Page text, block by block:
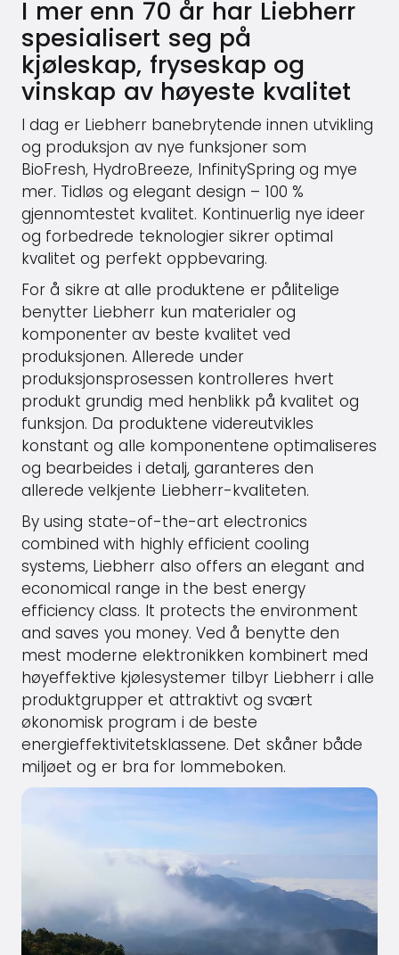
I mer enn 70 år har Liebherr
spesialisert seg på
kjøleskap, fryseskap og
vinskap av høyeste kvalitet
I dag er Liebherr banebrytende innen utvikling
og produksjon av nye funksjoner som
BioFresh, HydroBreeze, InfinitySpring og mye
mer. Tidløs og elegant design – 100 %
gjennomtestet kvalitet. Kontinuerlig nye ideer
og forbedrede teknologier sikrer optimal
kvalitet og perfekt oppbevaring.
For å sikre at alle produktene er pålitelige
benytter Liebherr kun materialer og
komponenter av beste kvalitet ved
produksjonen. Allerede under
produksjonsprosessen kontrolleres hvert
produkt grundig med henblikk på kvalitet og
funksjon. Da produktene videreutvikles
konstant og alle komponentene optimaliseres
og bearbeides i detalj, garanteres den
allerede velkjente Liebherr-kvaliteten.
By using state-of-the-art electronics
combined with highly efficient cooling
systems, Liebherr also offers an elegant and
economical range in the best energy
efficiency class. It protects the environment
and saves you money. Ved å benytte den
mest moderne elektronikken kombinert med
høyeffektive kjølesystemer tilbyr Liebherr i alle
produktgrupper et attraktivt og svært
økonomisk program i de beste
energieffektivitetsklassene. Det skåner både
miljøet og er bra for lommeboken.